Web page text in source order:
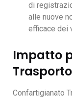
di
alle nuove
efficace dei
Impatto
Trasporto
Confartigianato